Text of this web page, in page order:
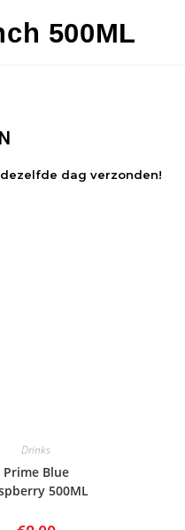
500ML
dag verzonden!
Drinks
Prime Blue
500ML